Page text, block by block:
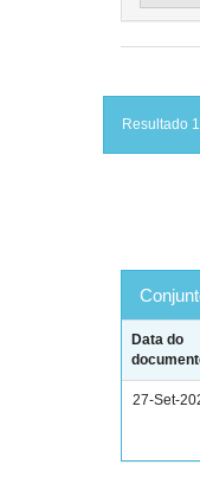
Resultado
Data do
27-Set-